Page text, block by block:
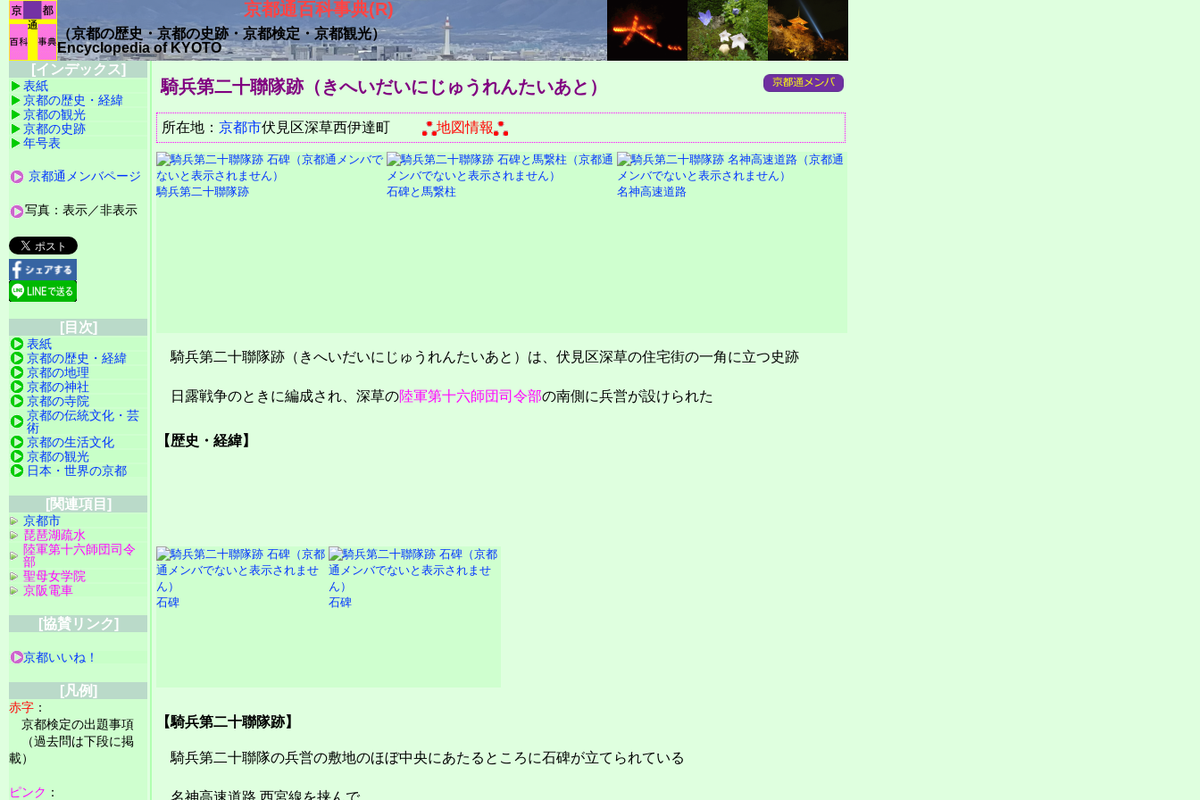
京都通百科事典(R)
（京都の歴史・京都の史跡・京都検定・京都観光）
Encyclopedia of KYOTO
騎兵第二十聯隊跡（きへいだいにじゅうれんたいあと）
所在地： 京都市伏見区深草西伊達町 地図情報
騎兵第二十聯隊跡 石碑と馬繋柱 名神高速道路
騎兵第二十聯隊跡（きへいだいにじゅうれんたいあと）は、伏見区深草の住宅街の一角に立つ史跡
日露戦争のときに編成され、深草の陸軍第十六師団司令部の南側に兵営が設けられた
【歴史・経緯】
石碑 石碑
【騎兵第二十聯隊跡】
騎兵第二十聯隊の兵営の敷地のほぼ中央にあたるところに石碑が立てられている
名神高速道路 西宮線を挟んで、
[インデックス]
表紙
京都の歴史・経緯
京都の観光
京都の史跡
年号表
京都通メンバページ
写真：表示／非表示
[目次]
表紙
京都の歴史・経緯
京都の地理
京都の神社
京都の寺院
京都の伝統文化・芸
術
京都の生活文化
京都の観光
日本・世界の京都
[関連項目]
京都市
琵琶湖疏水
陸軍第十六師団司令
部
聖母女学院
京阪電車
[協賛リンク]
京都いいね！
[凡例]
赤字 ：
京都検定の出題事項
（過去問は下段に掲
載）
ピンク ：